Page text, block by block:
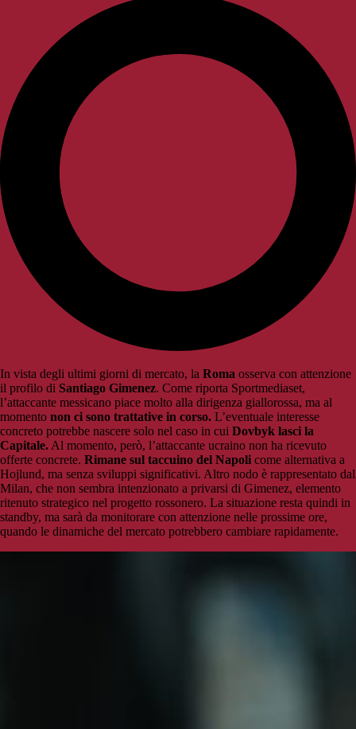
In vista degli ultimi giorni di mercato, la Roma osserva con attenzione
il profilo di Santiago Gimenez. Come riporta Sportmediaset,
l’attaccante messicano piace molto alla dirigenza giallorossa, ma al
momento non ci sono trattative in corso. L’eventuale interesse
concreto potrebbe nascere solo nel caso in cui Dovbyk lasci la
Capitale.Al momento, però, l’attaccante ucraino non ha ricevuto
offerte concrete. Rimane sul taccuino del Napoli come alternativa a
Hojlund, ma senza sviluppi significativi. Altro nodo è rappresentato dal
Milan, che non sembra intenzionato a privarsi di Gimenez, elemento
ritenuto strategico nel progetto rossonero. La situazione resta quindi in
standby, ma sarà da monitorare con attenzione nelle prossime ore,
quando le dinamiche del mercato potrebbero cambiare rapidamente.